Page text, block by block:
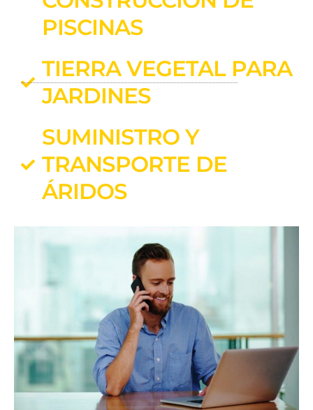
PISCINAS
TIERRA VEGETAL PARA
JARDINES
SUMINISTRO Y
TRANSPORTE DE
ÁRIDOS